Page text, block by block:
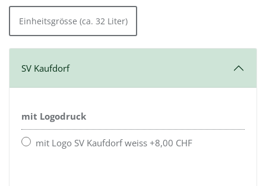
Einheitsgrösse (ca. 32 Liter)
SV Kaufdorf
mit Logodruck
mit Logo SV Kaufdorf weiss +8,00 CHF